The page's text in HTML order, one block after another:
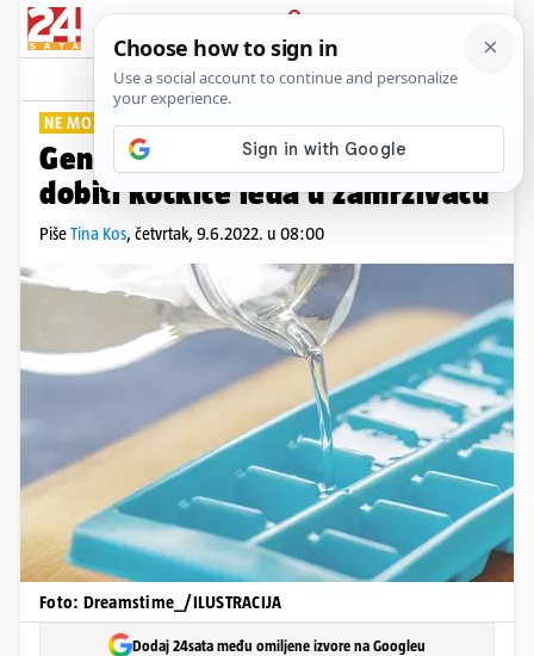
PRIJAVA
Lifestyle Komentari
NE MOŽE JEDNOSTAVNIJE
Genijalan trik kako možete brže
dobiti kockice leda u zamrzivaču
PišeTina Kos, četvrtak, 9.6.2022. u 08:00
Foto: Dreamstime_/ILUSTRACIJA
Dodaj 24sata među omiljene izvore na Googleu